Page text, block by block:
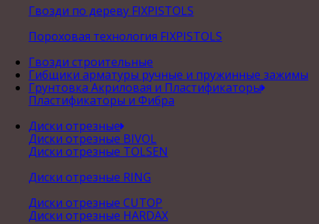
Гвозди по дереву FIXPISTOLS
Пороховая технология FIXPISTOLS
Гвозди строительные
Гибщики арматуры ручные и пружинные зажимы
Грунтовка Акриловая и Пластификаторы
Пластификаторы и Фибра
Диски отрезные
Диски отрезные BIVOL
Диски отрезные TOLSEN
Диски отрезные RING
Диски отрезные CUTOP
Диски отрезные HARDAX